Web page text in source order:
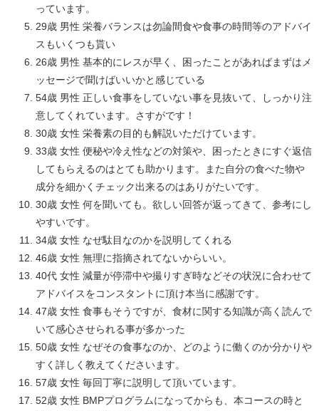
っています。
29歳 男性 栄養バランスは勿論間食や食事の時間等のアドバイ
スもいくつも貰い
26歳 男性 基本的にレスが早く、困ったことがあればまずはメ
ッセージで聞けばいいかと感じている
54歳 男性 正しい食事をしていない事を見抜いて、しっかり注
意してくれています。さすがです！
30歳 女性 栄養素の目的も解説いただけています。
33歳 女性 便秘や冷え性などの対策や、困ったときにすぐ返信
してもらえるのはとても助かります。また自分の食べた物や
成分を細かくチェック出来るのはありがたいです。
30歳 女性 何を聞いても。欲しい回答が返ってきて、参考にし
やすいです。
34歳 女性 なぜ駄目なのかを説明してくれる
46歳 女性 無理に指摘されてないからいい。
40代 女性 減量が停滞中や撮りすぎ時などその状況に合わせて
アドバイスをコンスタントに頂け本当に感謝です。
47歳 女性 食事もそうですが、食材に関する知識が高く読んで
いて感心させられる事が多かった
50歳 女性 なぜその食事なのか、どのように働くのか分かりや
すく詳しく教えてくださいます。
57歳 女性 毎回丁寧に説明して頂いています。
52歳 女性 BMPプログラムになってからも、本コースの時と